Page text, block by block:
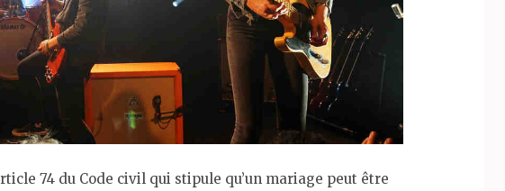
74 du Code civil qui stipule qu’un mariage peut être